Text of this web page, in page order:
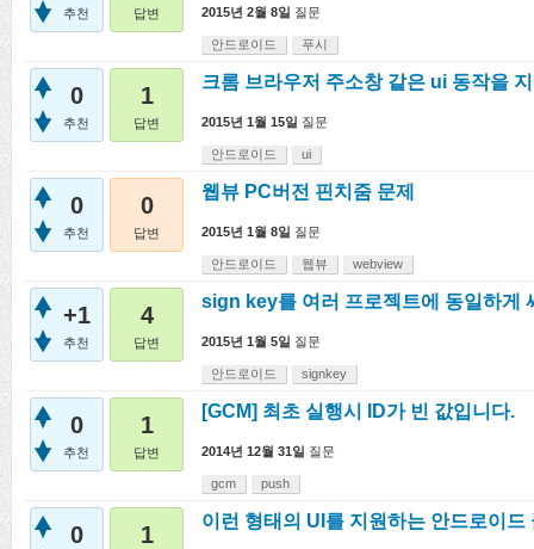
추천 답변 2015년 2월 8일 질문
안드로이드 푸시
0
추천
1
답변
크롬 브라우저 주소창 같은 ui 동작을
2015년 1월 15일 질문
안드로이드 ui
0
추천
0
답변
웹뷰 PC버전 핀치줌 문제
2015년 1월 8일 질문
안드로이드 웹뷰 webview
+1
추천
4
답변
sign key를 여러 프로젝트에 동일하게
2015년 1월 5일 질문
안드로이드 signkey
0
추천
1
답변
[GCM] 최초 실행시 ID가 빈 값입니다.
2014년 12월 31일 질문
gcm push
0 1
이런 형태의 UI를 지원하는 안드로이